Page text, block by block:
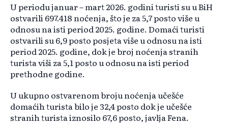
U periodu januar – mart 2026. godini turisti su u BiH
ostvarili 697.418 noćenja, što je za 5,7 posto više u
odnosu na isti period 2025. godine. Domaći turisti
ostvarili su 6,9 posto posjeta više u odnosu na isti
period 2025. godine, dok je broj noćenja stranih
turista viši za 5,1 posto u odnosu na isti period
prethodne godine.
U ukupno ostvarenom broju noćenja učešće
domaćih turista bilo je 32,4 posto dok je učešće
stranih turista iznosilo 67,6 posto, javlja Fena.